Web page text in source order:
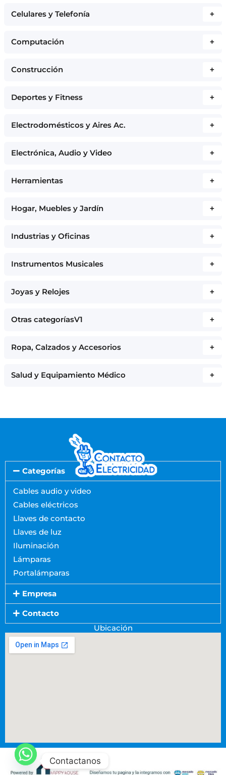
Celulares y Telefonía +
Computación +
Construcción +
Deportes y Fitness +
Electrodomésticos y Aires Ac. +
Electrónica, Audio y Video +
Herramientas +
Hogar, Muebles y Jardín +
Industrias y Oficinas +
Instrumentos Musicales +
Joyas y Relojes +
Otras categoríasV1 +
Ropa, Calzados y Accesorios +
Salud y Equipamiento Médico +
Categorías
Cables audio y video
Cables eléctricos
Llaves de contacto
Llaves de luz
Iluminación
Lámparas
Portalámparas
Empresa
Contacto
Ubicación
Contactanos